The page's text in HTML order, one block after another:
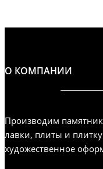
О КОМПАНИИ
Производим
лавки, плиты и
художественное